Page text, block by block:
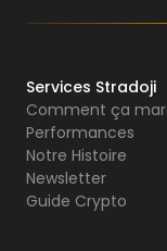
Services Stradoji
Comment ça
Performances
Notre Histoire
Newsletter
Guide Crypto